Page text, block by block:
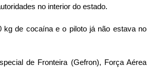
no interior do estado.
kg de cocaína e o piloto já não estava no
de Fronteira (Gefron), Força Aérea